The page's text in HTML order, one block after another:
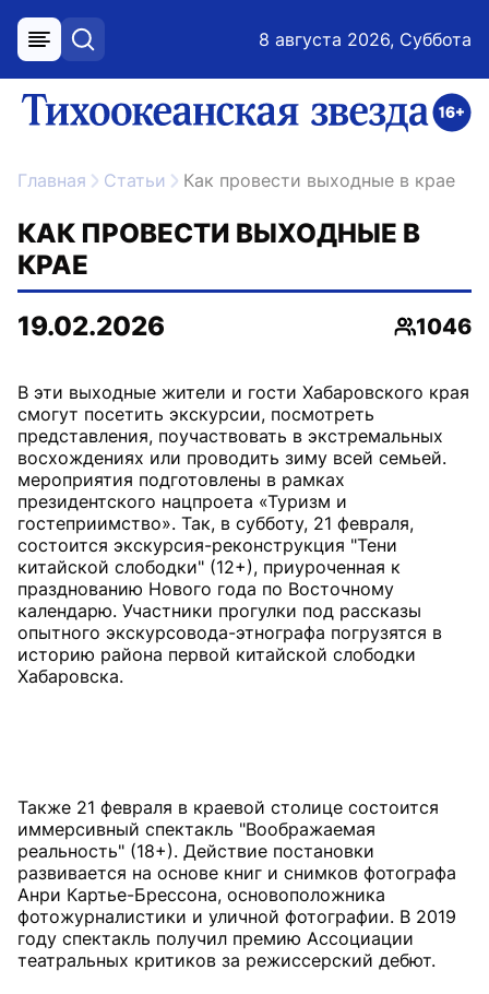
меню поиск 8 августа 2026, Суббота
ссылка на главную
Главная Статьи Как провести выходные в крае
КАК ПРОВЕСТИ ВЫХОДНЫЕ В
КРАЕ
19.02.2026
1046
В эти выходные жители и гости Хабаровского края
смогут посетить экскурсии, посмотреть
представления, поучаствовать в экстремальных
восхождениях или проводить зиму всей семьей.
мероприятия подготовлены в рамках
президентского нацпроета «Туризм и
гостеприимство». Так, в субботу, 21 февраля,
состоится экскурсия-реконструкция "Тени
китайской слободки" (12+), приуроченная к
празднованию Нового года по Восточному
календарю. Участники прогулки под рассказы
опытного экскурсовода-этнографа погрузятся в
историю района первой китайской слободки
Также 21 февраля в краевой столице состоится
иммерсивный спектакль "Воображаемая
реальность" (18+). Действие постановки
развивается на основе книг и снимков фотографа
Анри Картье-Брессона, основоположника
фотожурналистики и уличной фотографии. В 2019
году спектакль получил премию Ассоциации